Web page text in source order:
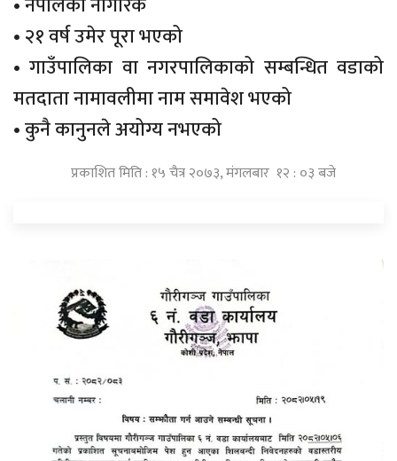
• २१ वर्ष उमेर पूरा भएको
• गाउँपालिका वा नगरपालिकाको सम्बन्धित वडाको
मतदाता नामावलीमा नाम समावेश भएको
• कुनै कानुनले अयोग्य नभएको
प्रकाशित मिति : १५ चैत्र २०७३, मंगलबार १२ : ०३ बजे